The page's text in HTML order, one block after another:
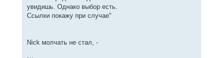
увидишь. Однако выбор есть.
Ссылки покажу при случае"
Nick молчать не стал, -